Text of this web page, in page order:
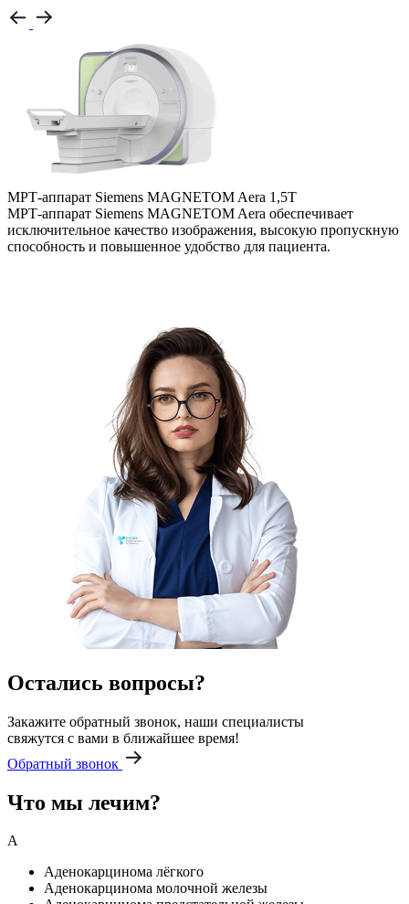
МРТ-аппарат Siemens MAGNETOM Aera 1,5Т
МРТ-аппарат Siemens MAGNETOM Aera обеспечивает
исключительное качество изображения, высокую пропускную
способность и повышенное удобство для пациента.
Остались вопросы?
Закажите обратный звонок, наши специалисты
свяжутся с вами в ближайшее время!
Обратный звонок
Что мы лечим?
А
Аденокарцинома лёгкого
Аденокарцинома молочной железы